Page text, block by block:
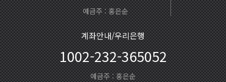
예금주 : 홍은순
계좌안내/우리은행
1002-232-365052
예금주 : 홍은순